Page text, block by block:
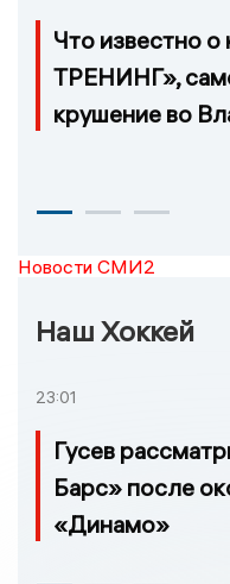
Что известно
ТРЕНИНГ»,
крушение во
Новости СМИ2
Наш Хоккей
23:01
Гусев
Барс» после
«Динамо»